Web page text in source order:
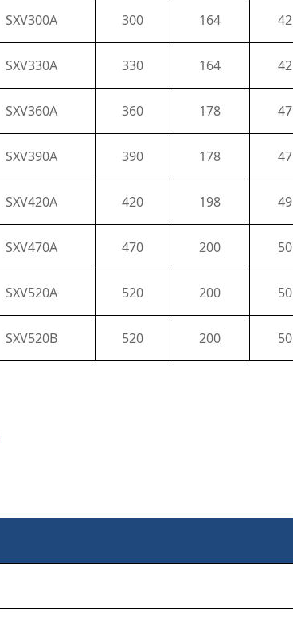
SXV300A 300 164 42
SXV330A 330 164 42
SXV360A 360 178 47
SXV390A 390 178 47
SXV420A 420 198 49
SXV470A 470 200 50
SXV520A 520 200 50
SXV520B 520 200 50